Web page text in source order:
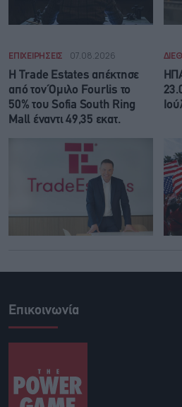
ΕΠΙΧΕΙΡΗΣΕΙΣ 07.08.2026
Η Trade Εstates απέκτησε
από τον Όμιλο Fourlis το
50% του Sofia South Ring
Mall έναντι 49,35 εκατ.
Επικοινωνία